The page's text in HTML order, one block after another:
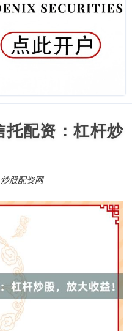
配资：杠杆炒
炒股配资网